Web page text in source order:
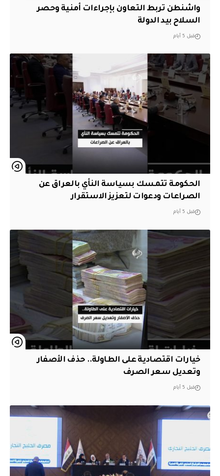
واشنطن تربط التعاون بإجراءات أمنية وحصر
السلاح بيد الدولة
قبل 5 أيام
الحكومة تتمسك بسياسة النأي بالعراق عن
الصراعات ودعوات لتعزيز الاستقرار
قبل 5 أيام
خيارات اقتصادية على الطاولة.. حذف الأصفار
وتعديل سعر الصرف
قبل 5 أيام